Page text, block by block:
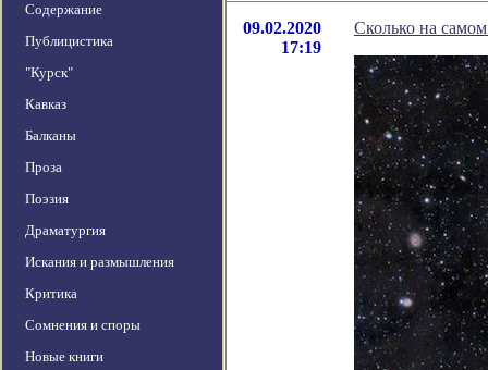
Содержание
Публицистика
"Курск"
Кавказ
Балканы
Проза
Поэзия
Драматургия
Искания и размышления
Критика
Сомнения и споры
Новые книги
09.02.2020
17:19
Сколько на